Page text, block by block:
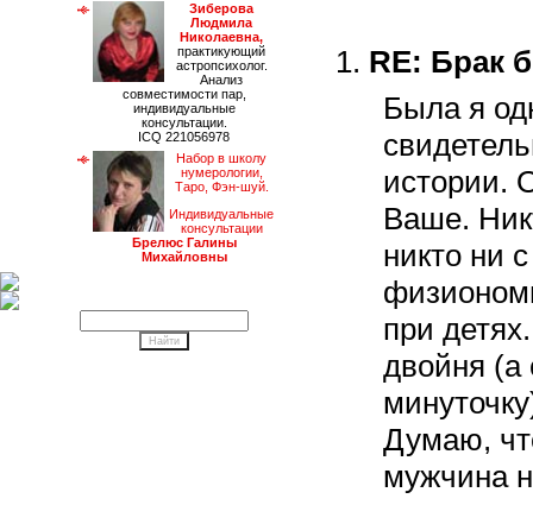
Зиберова
Людмила
Николаевна,
практикующий
астропсихолог.
Анализ
совместимости пар,
индивидуальные
консультации.
ICQ 221056978
Набор в школу
нумерологии,
Таро, Фэн-шуй.
Индивидуальные
консультации
Брелюс Галины
Михайловны
1. RE: Брак
Была я
истории.
Ваше.
никто ни
при
двойня (а
Думаю,
мужчина